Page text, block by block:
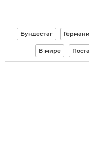
Бундестаг
В мире